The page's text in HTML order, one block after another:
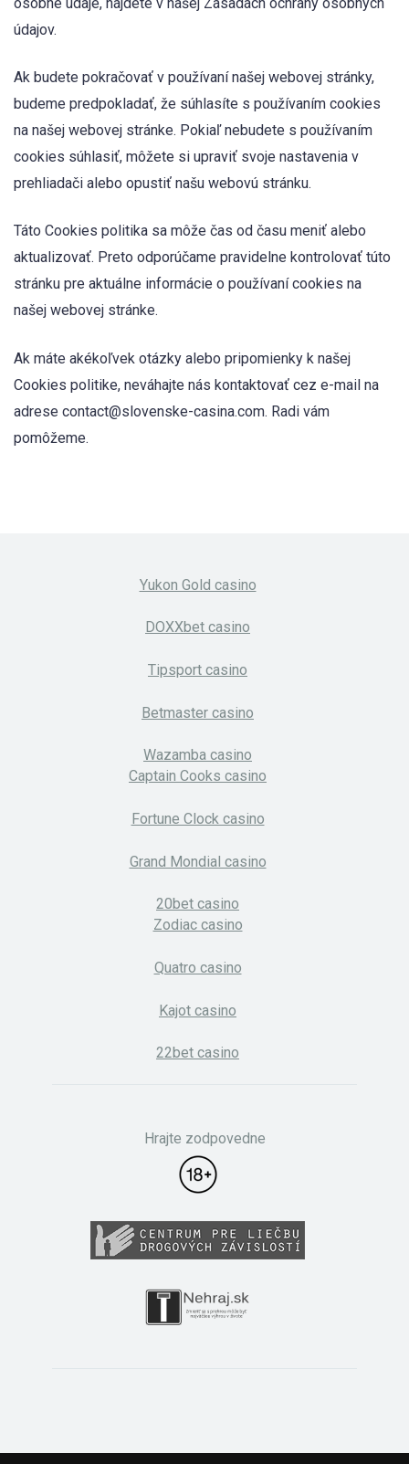
údajov.
Ak budete pokračovať v používaní našej webovej stránky,
budeme predpokladať, že súhlasíte s používaním cookies
na našej webovej stránke. Pokiaľ nebudete s používaním
cookies súhlasiť, môžete si upraviť svoje nastavenia v
prehliadači alebo opustiť našu webovú stránku.
Táto Cookies politika sa môže čas od času meniť alebo
aktualizovať. Preto odporúčame pravidelne kontrolovať túto
stránku pre aktuálne informácie o používaní cookies na
našej webovej stránke.
Ak máte akékoľvek otázky alebo pripomienky k našej
Cookies politike, neváhajte nás kontaktovať cez e-mail na
adrese contact@slovenske-casina.com. Radi vám
pomôžeme.
Yukon Gold casino
DOXXbet casino
Tipsport casino
Betmaster casino
Wazamba casino
Captain Cooks casino
Fortune Clock casino
Grand Mondial casino
20bet casino
Zodiac casino
Quatro casino
Kajot casino
22bet casino
Hrajte zodpovedne